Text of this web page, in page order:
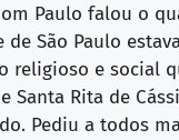
Paulo falou o
de São Paulo
religioso e social
Santa Rita de
Pediu a todos